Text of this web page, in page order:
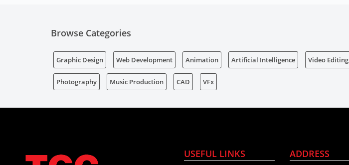
Browse Categories
Graphic Design Web Development Animation Artificial Intelligence Video Editing
Photography Music Production CAD VFx
USEFUL LINKS ADDRESS